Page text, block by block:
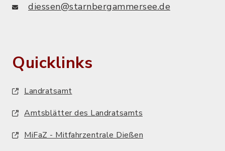
diessen@starnbergammersee.de
Quicklinks
Landratsamt
Amtsblätter des Landratsamts
MiFaZ - Mitfahrzentrale Dießen